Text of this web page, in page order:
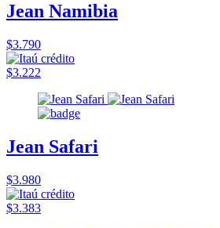
Jean Namibia
$3.790
$3.222
Jean Safari
$3.980
$3.383